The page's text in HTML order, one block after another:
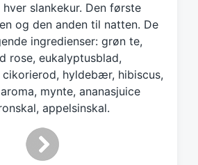
slankekur. Den første
og den anden til natten. De
ingredienser: grøn te,
rose, eukalyptusblad,
hyldebær, hibiscus,
mynte, ananasjuice
appelsinskal.